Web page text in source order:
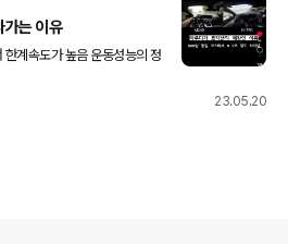
가는 이유
높음 운동성능의 정
23.05.20